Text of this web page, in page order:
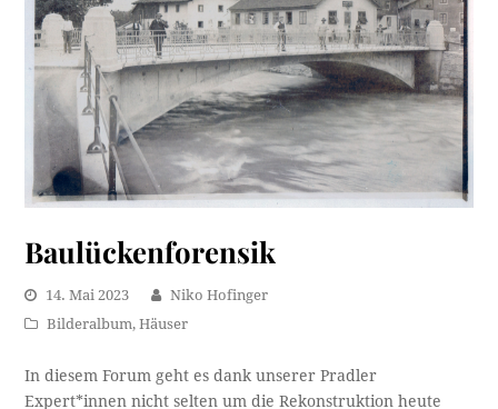
Baulückenforensik
14. Mai 2023
Niko Hofinger
Bilderalbum,Häuser
In diesem Forum geht es dank unserer Pradler
Expert*innen nicht selten um die Rekonstruktion heute